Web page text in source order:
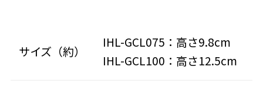
サイズ（約）
IHL-GCL075：高さ9.8cm
IHL-GCL100：高さ12.5cm